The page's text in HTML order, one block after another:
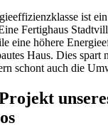
ist
Fertighaus
eine höhere
Haus. Dies spart
schont auch die